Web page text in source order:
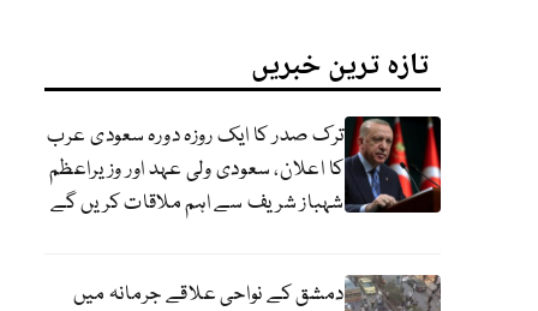
تازہ ترین خبریں
ترک صدر کا ایک روزہ دورہ سعودی عرب
کا اعلان، سعودی ولی عہد اور وزیراعظم
شہباز شریف سے اہم ملاقات کریں گے
دمشق کے نواحی علاقے جرمانہ میں